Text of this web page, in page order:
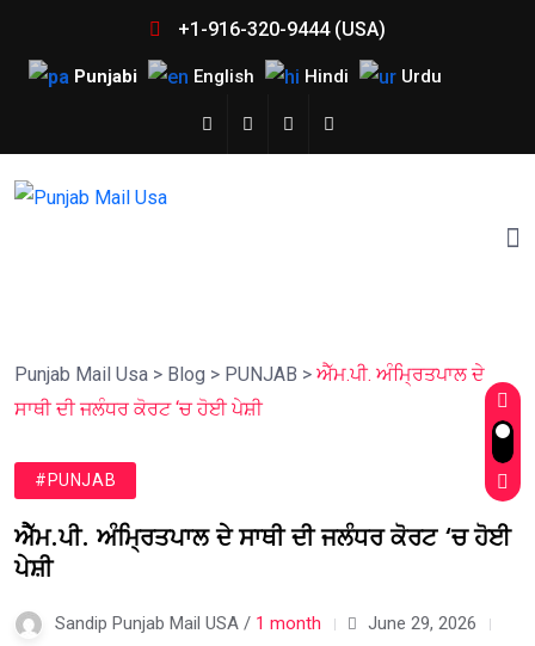
+1-916-320-9444 (USA)
Punjabi English Hindi Urdu
Punjab Mail Usa > Blog > PUNJAB > ਐੱਮ.ਪੀ. ਅੰਮ੍ਰਿਤਪਾਲ ਦੇ
ਸਾਥੀ ਦੀ ਜਲੰਧਰ ਕੋਰਟ ‘ਚ ਹੋਈ ਪੇਸ਼ੀ
#PUNJAB
ਐੱਮ.ਪੀ. ਅੰਮ੍ਰਿਤਪਾਲ ਦੇ ਸਾਥੀ ਦੀ ਜਲੰਧਰ ਕੋਰਟ ‘ਚ ਹੋਈ
ਪੇਸ਼ੀ
Sandip Punjab Mail USA / 1 month
June 29, 2026